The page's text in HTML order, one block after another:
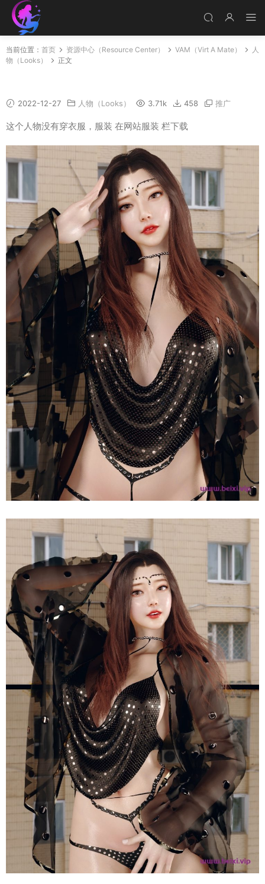
当前位置： 首页 资源中心（Resource Center） VAM（Virt A Mate）
人
物（Looks）
正文
2022-12-27 人物（Looks） 3.71k 458 推广
这个人物没有穿衣服，服装 在网站服装 栏下载